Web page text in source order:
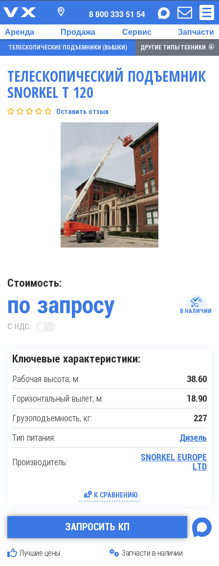
Аренда Продажа Сервис Запчасти
8 800 333 51 54
ТЕЛЕСКОПИЧЕСКИЕ ПОДЪЕМНИКИ (ВЫШКИ) ДРУГИЕ ТИПЫ ТЕХНИКИ
ТЕЛЕСКОПИЧЕСКИЙ ПОДЪЕМНИК
SNORKEL T 120
Оставить отзыв
Ключевые характеристики:
Рабочая высота, м: 38.60
Горизонтальный вылет, м: 18.90
Грузоподъемность, кг: 227
Тип питания: Дизель
Производитель:
SNORKEL EUROPE
LTD
К СРАВНЕНИЮ
ЗАПРОСИТЬ КП
Лучшие цены Запчасти в наличии
Стоимость:
по запросу В НАЛИЧИИ
С НДС: